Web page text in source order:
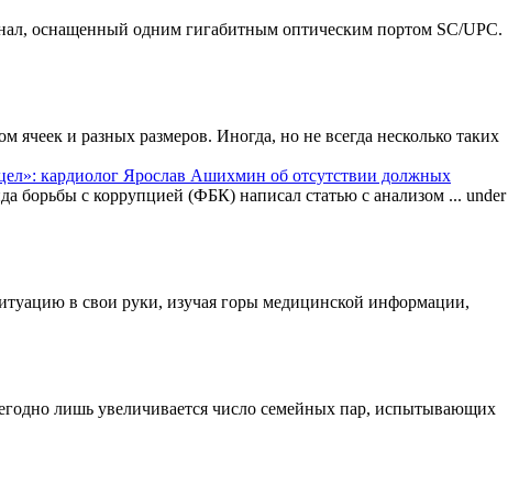
оснащенный одним гигабитным оптическим портом SC/UPC.
и разных размеров. Иногда, но не всегда несколько таких
кардиолог Ярослав Ашихмин об отсутствии должных
борьбы с коррупцией (ФБК) написал статью с анализом ... under
в свои руки, изучая горы медицинской информации,
лишь увеличивается число семейных пар, испытывающих